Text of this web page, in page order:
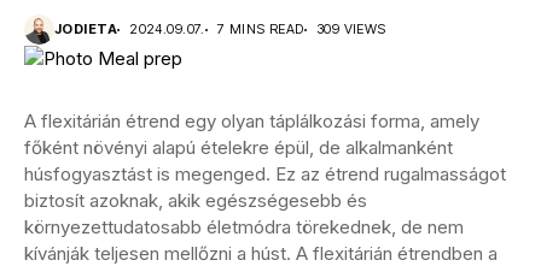
JODIETA 2024.09.07. 7 MINS READ 309 VIEWS
A flexitárián étrend egy olyan táplálkozási forma, amely
főként növényi alapú ételekre épül, de alkalmanként
húsfogyasztást is megenged. Ez az étrend rugalmasságot
biztosít azoknak, akik egészségesebb és
környezettudatosabb életmódra törekednek, de nem
kívánják teljesen mellőzni a húst. A flexitárián étrendben a